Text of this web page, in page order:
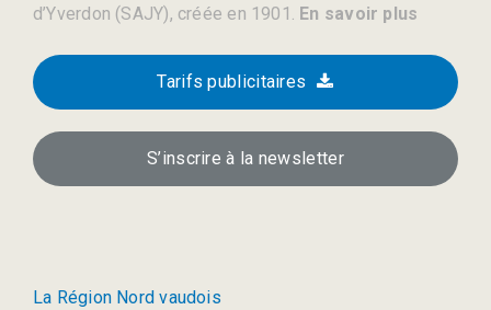
d’Yverdon (SAJY), créée en 1901. En savoir plus
Tarifs publicitaires
S’inscrire à la newsletter
La Région Nord vaudois